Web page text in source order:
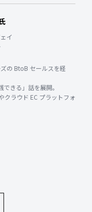
イ
の BtoB セールスを経
きる」話を展開。
クラウド EC プラットフォ